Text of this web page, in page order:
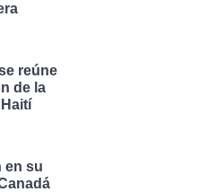
reúne
de la
en su